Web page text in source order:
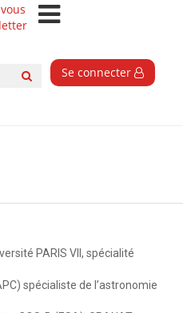
Se connecter
PARIS VII, spécialité
spécialiste de l’astronomie